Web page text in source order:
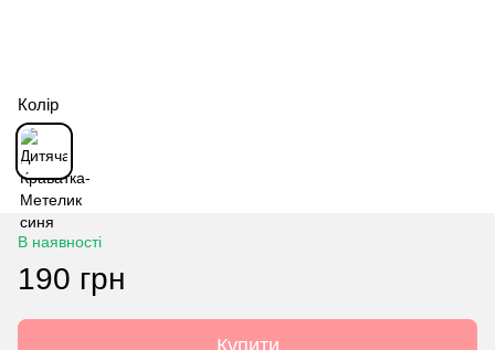
Колір
В наявності
190 грн
Купити